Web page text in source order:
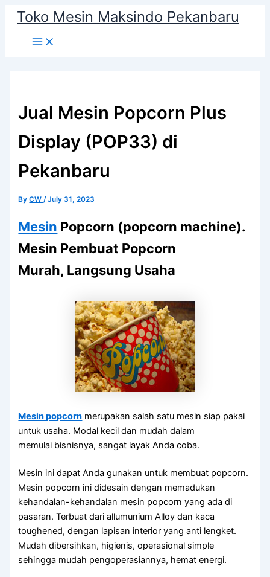
content
Toko Mesin Maksindo Pekanbaru
Menu
Jual Mesin Popcorn Plus
Display (POP33) di
Pekanbaru
ByCW/July 31, 2023
Mesin Popcorn (popcorn machine).
Mesin Pembuat Popcorn
Murah, Langsung Usaha
Mesin popcorn merupakan salah satu mesin siap pakai
untuk usaha. Modal kecil dan mudah dalam
memulai bisnisnya, sangat layak Anda coba.
Mesin ini dapat Anda gunakan untuk membuat popcorn.
Mesin popcorn ini didesain dengan memadukan
kehandalan-kehandalan mesin popcorn yang ada di
pasaran. Terbuat dari allumunium Alloy dan kaca
toughened, dengan lapisan interior yang anti lengket.
Mudah dibersihkan, higienis, operasional simple
sehingga mudah pengoperasiannya, hemat energi.